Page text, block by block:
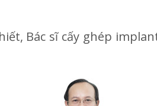
Bác sĩ cấy ghép